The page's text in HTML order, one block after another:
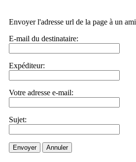
Envoyer l'adresse url de la page à un ami
E-mail du destinataire:
Expéditeur:
Votre adresse e-mail:
Sujet:
Envoyer Annuler